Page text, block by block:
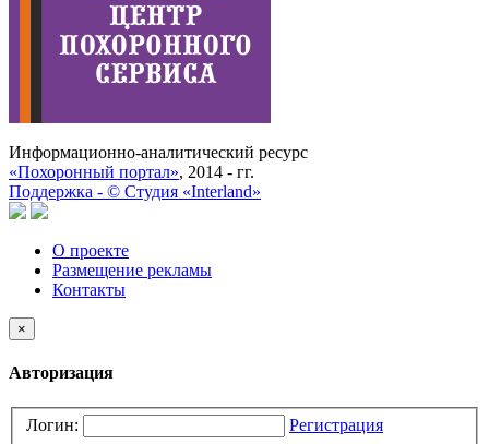
Информационно-аналитический ресурс
«Похоронный портал», 2014 - гг.
Поддержка - © Cтудия «Interland»
О проекте
Размещение рекламы
Контакты
×
Авторизация
Логин: Регистрация